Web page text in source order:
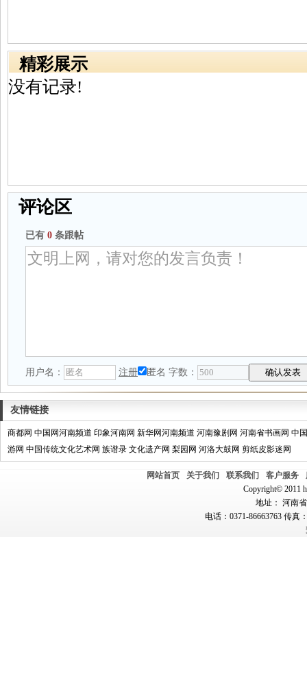
精彩展示
没有记录!
评论区
已有 0 条跟帖
用户名： 注册 匿名 字数：
友情链接
商都网 中国网河南频道 印象河南网 新华网河南频道 河南豫剧网 河南省书画网 中
游网 中国传统文化艺术网 族谱录 文化遗产网 梨园网 河洛大鼓网 剪纸皮影迷网
网站首页 关于我们 联系我们 客户服务
Copyright© 2011
地址： 河南
电话：0371-86663763 传真